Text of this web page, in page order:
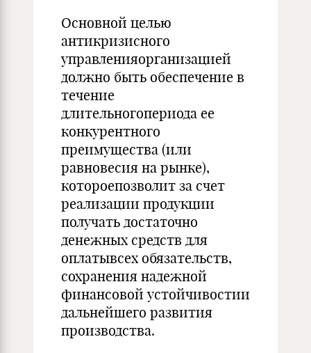
Основной целью
антикризисного
управленияорганизацией
должно быть обеспечение в
течение
длительногопериода ее
конкурентного
преимущества (или
равновесия на рынке),
котороепозволит за счет
реализации продукции
получать достаточно
денежных средств для
оплатывсех обязательств,
сохранения надежной
финансовой устойчи­востии
дальнейшего развития
производства.